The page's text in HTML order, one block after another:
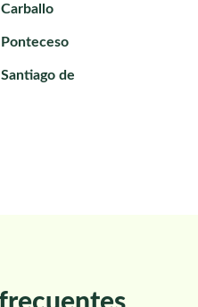
Carballo
Ponteceso
Santiago de